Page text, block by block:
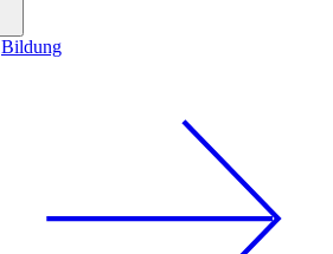
Bildung